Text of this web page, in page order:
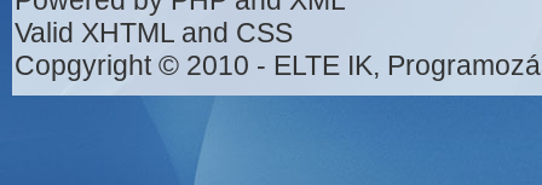
Valid XHTML and CSS
Copgyright © 2010 - ELTE IK,